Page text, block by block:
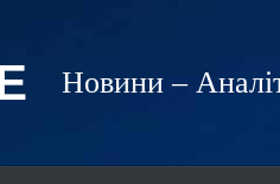
Новини –